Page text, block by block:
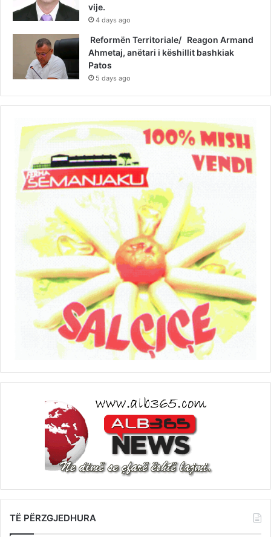
vije.
4 days ago
Reformën Territoriale/ Reagon Armand
Ahmetaj, anëtari i këshillit bashkiak
Patos
5 days ago
TË PËRZGJEDHURA